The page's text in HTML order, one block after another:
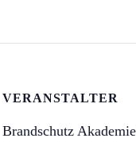
VERANSTALTER
Brandschutz